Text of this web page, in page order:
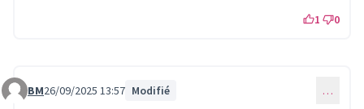
1 0
Commentaire 349
BM26/09/2025 13:57 Modifié …